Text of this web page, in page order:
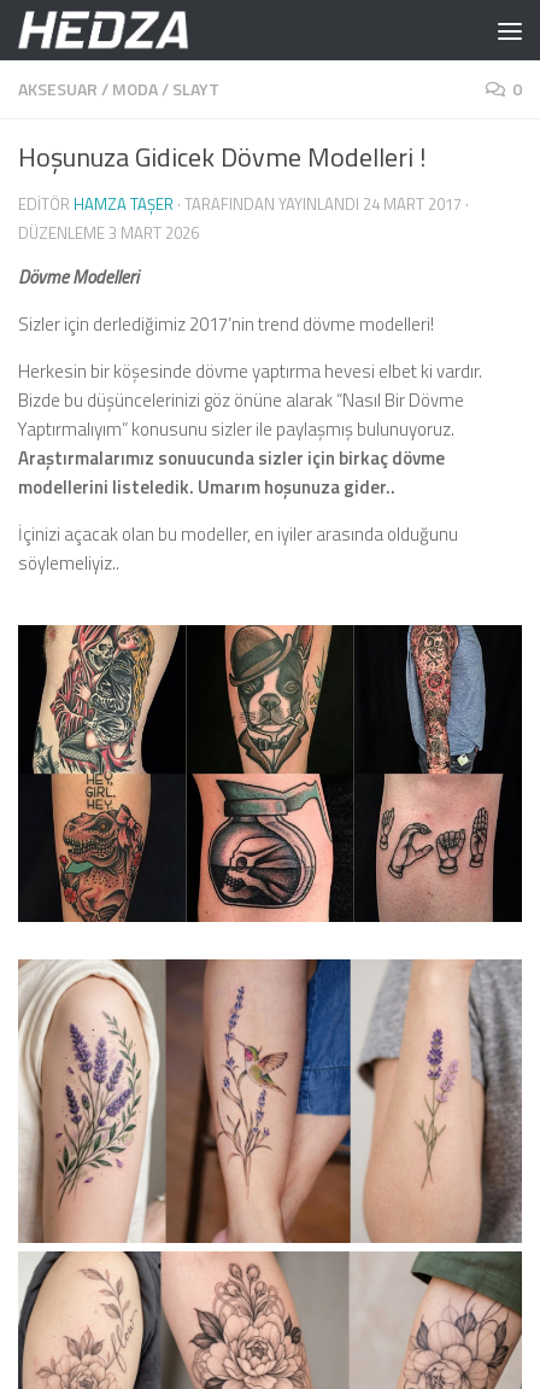
Skip to content
AKSESUAR/MODA/SLAYT 0
Hoşunuza Gidicek Dövme Modelleri !
EDITÖR HAMZA TAŞER · TARAFINDAN YAYINLANDI 24 MART 2017 ·
DÜZENLEME 3 MART 2026
Dövme Modelleri
Sizler için derlediğimiz 2017’nin trend dövme modelleri!
Herkesin bir köşesinde dövme yaptırma hevesi elbet ki vardır.
Bizde bu düşüncelerinizi göz önüne alarak “Nasıl Bir Dövme
Yaptırmalıyım” konusunu sizler ile paylaşmış bulunuyoruz.
Araştırmalarımız sonuucunda sizler için birkaç dövme
modellerini listeledik. Umarım hoşunuza gider..
İçinizi açacak olan bu modeller, en iyiler arasında olduğunu
söylemeliyiz..